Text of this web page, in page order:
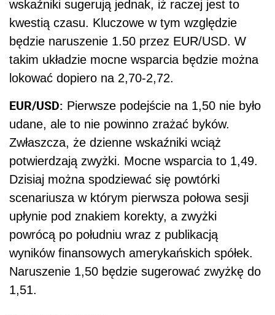
wskaźniki sugerują jednak, iż raczej jest to
kwestią czasu. Kluczowe w tym względzie
będzie naruszenie 1.50 przez EUR/USD. W
takim układzie mocne wsparcia będzie można
lokować dopiero na 2,70-2,72.
EUR/USD: Pierwsze podejście na 1,50 nie było
udane, ale to nie powinno zrażać byków.
Zwłaszcza, że dzienne wskaźniki wciąż
potwierdzają zwyżki. Mocne wsparcia to 1,49.
Dzisiaj można spodziewać się powtórki
scenariusza w którym pierwsza połowa sesji
upłynie pod znakiem korekty, a zwyżki
powrócą po południu wraz z publikacją
wyników finansowych amerykańskich spółek.
Naruszenie 1,50 będzie sugerować zwyżkę do
1,51.